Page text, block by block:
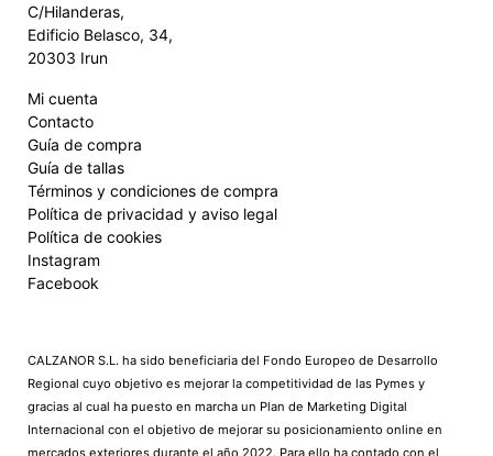
C/Hilanderas,
Edificio Belasco, 34,
20303 Irun
Mi cuenta
Contacto
Guía de compra
Guía de tallas
Términos y condiciones de compra
Política de privacidad y aviso legal
Política de cookies
Instagram
Facebook
CALZANOR S.L. ha sido beneficiaria del Fondo Europeo de Desarrollo
Regional cuyo objetivo es mejorar la competitividad de las Pymes y
gracias al cual ha puesto en marcha un Plan de Marketing Digital
Internacional con el objetivo de mejorar su posicionamiento online en
mercados exteriores durante el año 2022. Para ello ha contado con el